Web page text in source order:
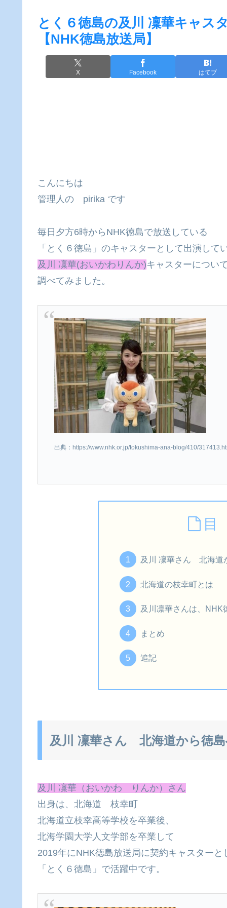
とく６徳島の及川 凜華キャス
【NHK徳島放送局】
X Facebook はてブ
こんにちは
管理人の pirika です
毎日夕方6時からNHK徳島で放送している
「とく６徳島」のキャスターとして出演して
及川 凜華(おいかわりんか)キャスターについて
調べてみました。
出典：https://www.nhk.or.jp/tokushima-ana-blog/410/
目
及川 凜華さん 北海道
北海道の枝幸町とは
及川凛華さんは、NHK
まとめ
追記
及川 凜華さん 北海道から徳
及川 凜華（おいかわ りんか）さん
出身は、北海道 枝幸町
北海道立枝幸高等学校を卒業後、
北海学園大学人文学部を卒業して
2019年にNHK徳島放送局に契約キャスターと
「とく６徳島」で活躍中です。